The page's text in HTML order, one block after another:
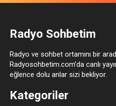
Radyo Sohbetim
Radyo ve sohbet ortamını bir
Radyosohbetim.com’da canlı
eğlence dolu anlar sizi bekliyor.
Kategoriler